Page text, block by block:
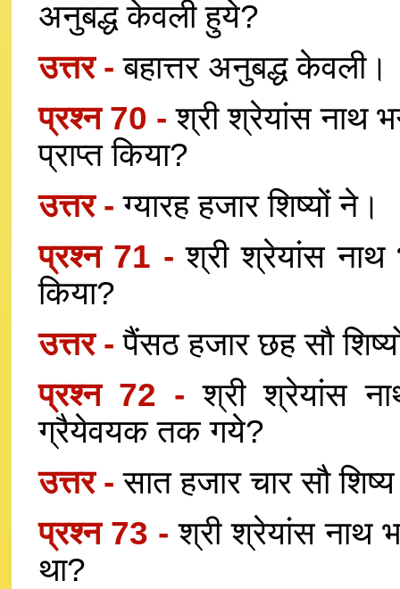
अनुबद्ध केवली हुये?
उत्तर -बहात्तर अनुबद्ध केवली।
प्रश्न 70 -श्री श्रेयांस नाथ
प्राप्त किया?
उत्तर -ग्यारह हजार शिष्यों ने।
प्रश्न 71 -श्री श्रेयांस नाथ
किया?
उत्तर -पैंसठ हजार छह सौ
प्रश्न 72 -श्री श्रेयांस
ग्रैयेवयक तक गये?
उत्तर -सात हजार चार सौ
प्रश्न 73 -श्री श्रेयांस नाथ
था?